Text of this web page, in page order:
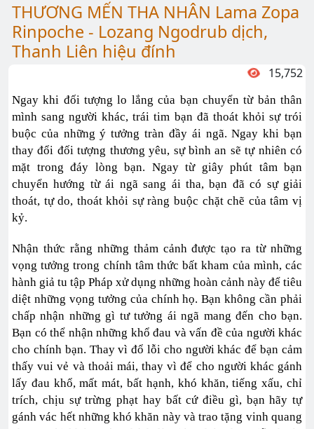
THƯƠNG MẾN THA NHÂN Lama Zopa
Rinpoche - Lozang Ngodrub dịch,
Thanh Liên hiệu đính
15,752
Ngay khi đối tượng lo lắng của bạn chuyển từ bản thân
mình sang người khác, trái tim bạn đã thoát khỏi sự trói
buộc của những ý tưởng tràn đầy ái ngã. Ngay khi bạn
thay đổi đối tượng thương yêu, sự bình an sẽ tự nhiên có
mặt trong đáy lòng bạn. Ngay từ giây phút tâm bạn
chuyển hướng từ ái ngã sang ái tha, bạn đã có sự giải
thoát, tự do, thoát khỏi sự ràng buộc chặt chẽ của tâm vị
kỷ.
Nhận thức rằng những thảm cảnh được tạo ra từ những
vọng tưởng trong chính tâm thức bất kham của mình, các
hành giả tu tập Pháp xử dụng những hoàn cảnh này để tiêu
diệt những vọng tưởng của chính họ. Bạn không cần phải
chấp nhận những gì tư tưởng ái ngã mang đến cho bạn.
Bạn có thể nhận những khổ đau và vấn đề của người khác
cho chính bạn. Thay vì đổ lỗi cho người khác để bạn cảm
thấy vui vẻ và thoải mái, thay vì để cho người khác gánh
lấy đau khổ, mất mát, bất hạnh, khó khăn, tiếng xấu, chỉ
trích, chịu sự trừng phạt hay bất cứ điều gì, bạn hãy tự
gánh vác hết những khó khăn này và trao tặng vinh quang